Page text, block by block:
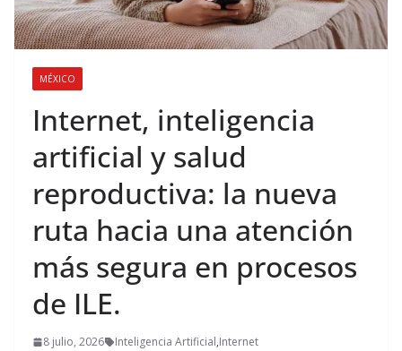
MÉXICO
Internet, inteligencia
artificial y salud
reproductiva: la nueva
ruta hacia una atención
más segura en procesos
de ILE.
8 julio, 2026 Inteligencia Artificial,Internet